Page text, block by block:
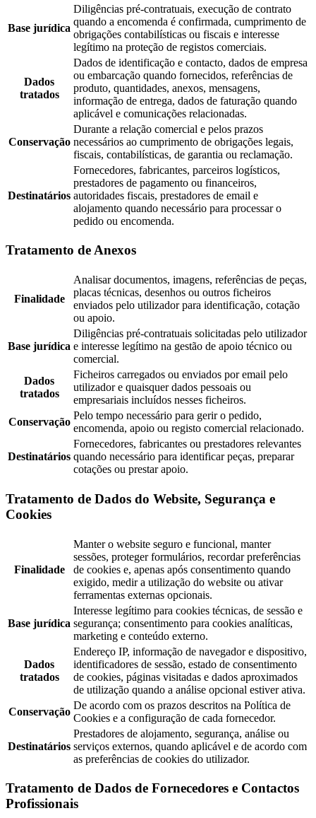
Base jurídica
Diligências pré-contratuais, execução de contrato
quando a encomenda é confirmada, cumprimento de
obrigações contabilísticas ou fiscais e interesse
legítimo na proteção de registos comerciais.
Dados
tratados
Dados de identificação e contacto, dados de empresa
ou embarcação quando fornecidos, referências de
produto, quantidades, anexos, mensagens,
informação de entrega, dados de faturação quando
aplicável e comunicações relacionadas.
Conservação
Durante a relação comercial e pelos prazos
necessários ao cumprimento de obrigações legais,
fiscais, contabilísticas, de garantia ou reclamação.
Destinatários
Fornecedores, fabricantes, parceiros logísticos,
prestadores de pagamento ou financeiros,
autoridades fiscais, prestadores de email e
alojamento quando necessário para processar o
pedido ou encomenda.
Tratamento de Anexos
Finalidade
Analisar documentos, imagens, referências de peças,
placas técnicas, desenhos ou outros ficheiros
enviados pelo utilizador para identificação, cotação
ou apoio.
Base jurídica
Diligências pré-contratuais solicitadas pelo utilizador
e interesse legítimo na gestão de apoio técnico ou
comercial.
Dados
tratados
Ficheiros carregados ou enviados por email pelo
utilizador e quaisquer dados pessoais ou
empresariais incluídos nesses ficheiros.
Conservação
Pelo tempo necessário para gerir o pedido,
encomenda, apoio ou registo comercial relacionado.
Destinatários
Fornecedores, fabricantes ou prestadores relevantes
quando necessário para identificar peças, preparar
cotações ou prestar apoio.
Tratamento de Dados do Website, Segurança e
Cookies
Finalidade
Manter o website seguro e funcional, manter
sessões, proteger formulários, recordar preferências
de cookies e, apenas após consentimento quando
exigido, medir a utilização do website ou ativar
ferramentas externas opcionais.
Base jurídica
Interesse legítimo para cookies técnicas, de sessão e
segurança; consentimento para cookies analíticas,
marketing e conteúdo externo.
Dados
tratados
Endereço IP, informação de navegador e dispositivo,
identificadores de sessão, estado de consentimento
de cookies, páginas visitadas e dados aproximados
de utilização quando a análise opcional estiver ativa.
Conservação
De acordo com os prazos descritos na Política de
Cookies e a configuração de cada fornecedor.
Destinatários
Prestadores de alojamento, segurança, análise ou
serviços externos, quando aplicável e de acordo com
as preferências de cookies do utilizador.
Tratamento de Dados de Fornecedores e Contactos
Profissionais